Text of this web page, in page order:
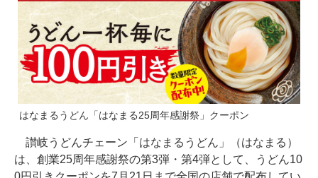
はなまるうどん「はなまる25周年感謝祭」クーポン
讃岐うどんチェーン「はなまるうどん」（はなまる）
は、創業25周年感謝祭の第3弾・第4弾として、うどん10